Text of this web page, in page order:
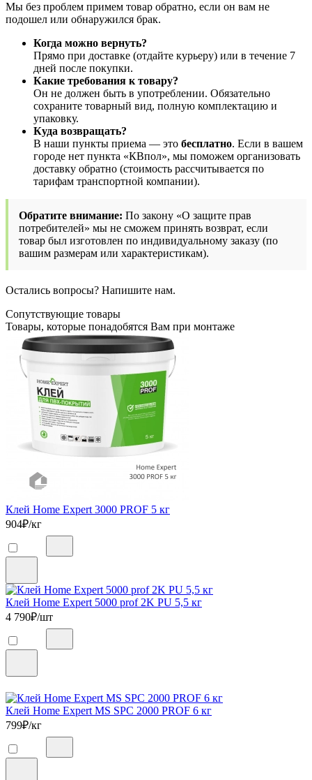
Мы без проблем примем товар обратно, если он вам не
подошел или обнаружился брак.
Когда можно вернуть?
Прямо при доставке (отдайте курьеру) или в течение 7
дней после покупки.
Какие требования к товару?
Он не должен быть в употреблении. Обязательно
сохраните товарный вид, полную комплектацию и
упаковку.
Куда возвращать?
В наши пункты приема — это бесплатно. Если в вашем
городе нет пункта «КВпол», мы поможем организовать
доставку обратно (стоимость рассчитывается по
тарифам транспортной компании).
Обратите внимание: По закону «О защите прав
потребителей» мы не сможем принять возврат, если
товар был изготовлен по индивидуальному заказу (по
вашим размерам или характеристикам).
Остались вопросы? Напишите нам.
Сопутствующие товары
Товары, которые понадобятся Вам при монтаже
Клей Home Expert 3000 PROF 5 кг
904₽/кг
Клей Home Expert 5000 prof 2K PU 5,5 кг
4 790₽/шт
Клей Home Expert MS SPC 2000 PROF 6 кг
799₽/кг